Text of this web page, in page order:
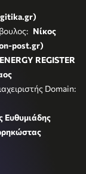
Νίκος
post.gr)
ENERGY REGISTER
Domain:
Ευθυμιάδης